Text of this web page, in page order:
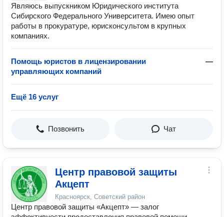
Являюсь выпускником Юридического института
Сибирского Федерального Университета. Имею опыт
работы в прокуратуре, юрисконсультом в крупных
компаниях.
Помощь юристов в лицензировании
управляющих компаний
—
Ещё 16 услуг
Позвонить Чат
Центр правовой защиты
Акцепт
Красноярск, Советский район
Центр правовой защиты «Акцепт» — залог